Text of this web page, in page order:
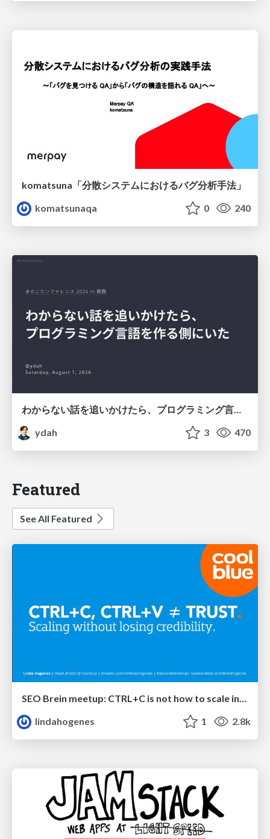
komatsuna「分散システムにおけるバグ分析手法」
komatsunaqa
0 240
わからない話を追いかけたら、プログラミング言語を作る側にいた
ydah
3 470
Featured
See All Featured
SEO Brein meetup: CTRL+C is not how to scale international SEO
lindahogenes
1 2.8k